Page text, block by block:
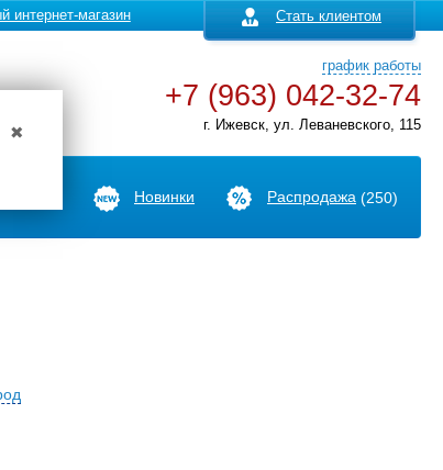
Стать клиентом
интернет-магазин
✖
график работы
+7 (963) 042-32-74
г. Ижевск, ул. Леваневского, 115
Новинки Распродажа (250)